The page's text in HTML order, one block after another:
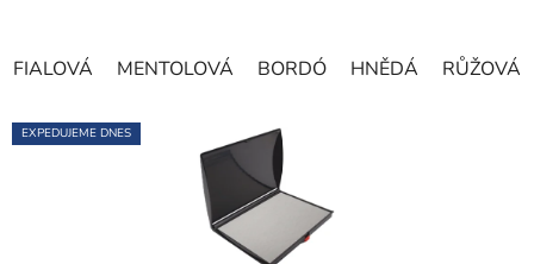
FIALOVÁ MENTOLOVÁ BORDÓ HNĚDÁ RŮŽOVÁ
EXPEDUJEME DNES